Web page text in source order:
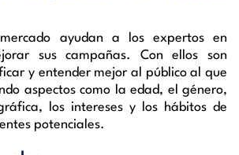
ayudan a los expertos en
sus campañas. Con ellos son
y entender mejor al público al que
aspectos como la edad, el género,
los intereses y los hábitos de
potenciales.